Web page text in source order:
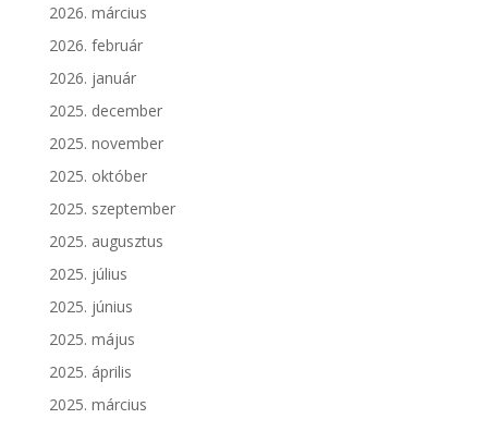
2026. március
2026. február
2026. január
2025. december
2025. november
2025. október
2025. szeptember
2025. augusztus
2025. július
2025. június
2025. május
2025. április
2025. március